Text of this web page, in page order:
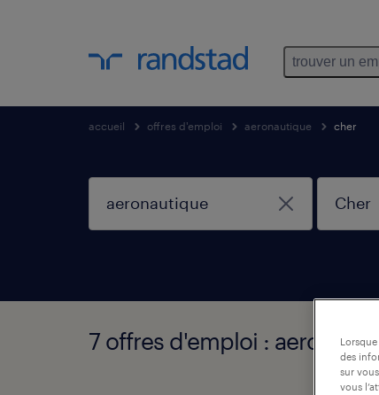
trouver un
accueil offres d'emploi aeronautique cher
7 offres d'emploi :
des
sur
vous